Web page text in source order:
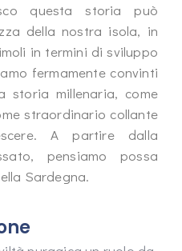
questa storia può
della nostra isola, in
in termini di sviluppo
fermamente convinti
storia millenaria, come
straordinario collante
A partire dalla
pensiamo possa
Sardegna.